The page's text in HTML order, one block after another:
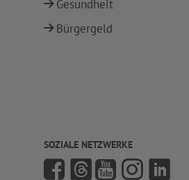
Gesundheit
Bürgergeld
SOZIALE NETZWERKE